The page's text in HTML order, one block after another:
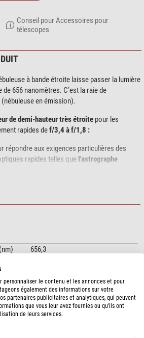
Conseil pour Accessoires pour
télescopes
à bande étroite laisse passer la lumière
de 656 nanomètres. C’est la raie de
en émission).
de demi-hauteur très étroite pour les
rapides def/3,4 à f/1,8 :
répondre aux exigences particulières des
rapides telles que l'astrographe
étroite permet un contraste maximal même
auxiliaire la plus proche, même dans les
pour chaque catégorie de filtre afin de
1:1:1, en accord avec l'efficacité quantique et
656,3
Aluminium
Reflex-Blocker™
2"
f/3,4 - f/1,8
personnaliser le contenu et les annonces et pour
également des informations sur votre
partenaires publicitaires et analytiques, qui peuvent
que vous leur avez fournies ou qu'ils ont
de leurs services.